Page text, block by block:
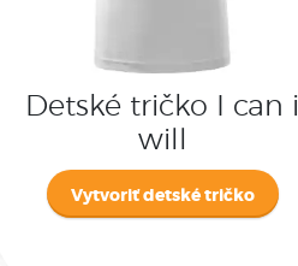
Detské tričko I can i
will
Vytvoriť detské tričko